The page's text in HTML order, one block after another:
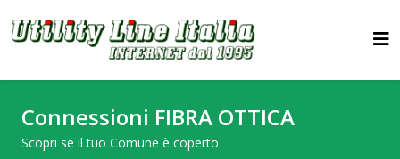
Connessioni FIBRA OTTICA
Scopri se il tuo Comune è coperto